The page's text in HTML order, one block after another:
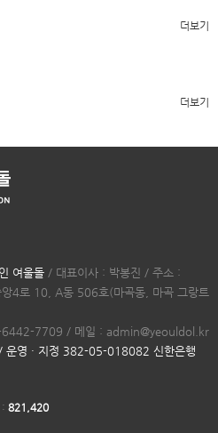
더보기
더보기
여울돌 / 대표이사 : 박봉진 / 주소 :
4로 10, A동 506호(마곡동, 마곡 그랑트
7709 / 메일 : admin@yeouldol.kr
영 · 지정 382-05-018082 신한은행
821,420